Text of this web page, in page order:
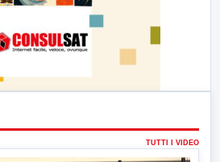
TUTTI I VIDEO